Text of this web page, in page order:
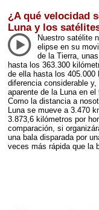
¿A qué velocidad
Luna y los
Nuestro satélite
elipse en su
de la Tierra,
hasta los 363.300
de ella hasta los 405.000
diferencia considerable
aparente de la Luna en el
Como la distancia a
Luna se mueve a 3.470
3.873,6 kilómetros por
comparación, si
una bala disparada por
veces más rápida que la